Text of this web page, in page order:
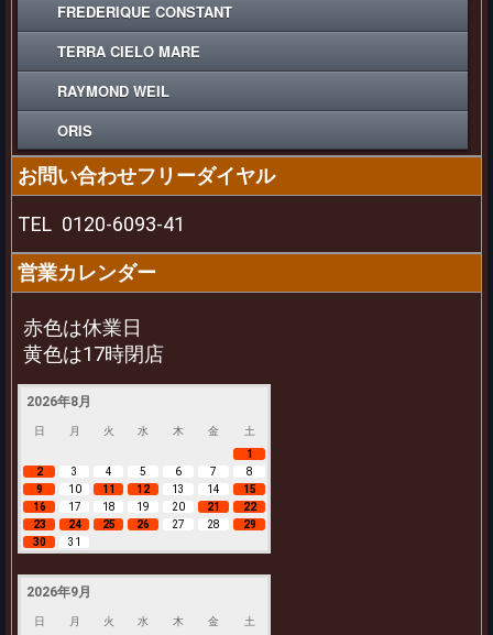
FREDERIQUE CONSTANT
TERRA CIELO MARE
RAYMOND WEIL
ORIS
お問い合わせフリーダイヤル
TEL 0120-6093-41
営業カレンダー
赤色は休業日
黄色は17時閉店
2026年8月
日 月 火 水 木 金
土
1
2
3 4 5 6 7
8
9
10 11 12 13 14
15
16
17 18 19 20 21
22
23
24 25 26 27 28
29
30
31
2026年9月
日 月 火 水 木 金
土